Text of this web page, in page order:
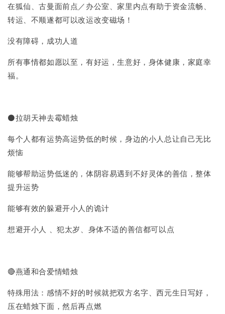
在狐仙、古曼面前点／办公室、家里内点有助于资金流畅、
转运、不顺遂都可以改运改变磁场！
没有障碍，成功人道
所有事情都如愿以至，有好运，生意好，身体健康，家庭幸
福。
⚫拉胡天神去霉蜡烛
每个人都有运势高运势低的时候，身边的小人总让自己无比
烦恼
能够帮助运势低迷的，体阴容易遇到不好灵体的善信，整体
提升运势
能够有效的躲避开小人的诡计
想避开小人 、犯太岁、身体不适的善信都可以点
🔴燕通和合爱情蜡烛
特殊用法：感情不好的时候就把双方名字、西元生日写好，
压在蜡烛下面，然后再点燃